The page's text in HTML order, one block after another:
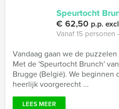
Speurtocht
€ 62,50 p.p.
Vanaf 15 personen
Vandaag gaan we de
Met de 'Speurtocht Brunch'
Brugge (België). We beginnen
heerlijk voorgerecht ...
LEES MEER